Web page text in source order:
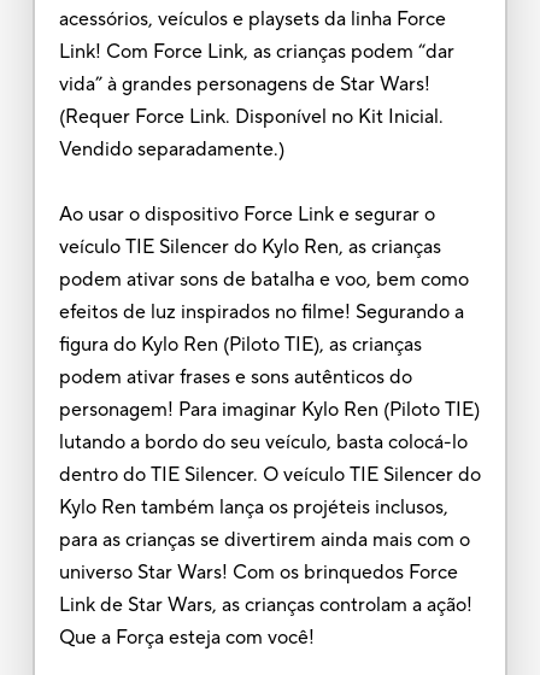
acessórios, veículos e playsets da linha Force
Link! Com Force Link, as crianças podem “dar
vida” à grandes personagens de Star Wars!
(Requer Force Link. Disponível no Kit Inicial.
Vendido separadamente.)
Ao usar o dispositivo Force Link e segurar o
veículo TIE Silencer do Kylo Ren, as crianças
podem ativar sons de batalha e voo, bem como
efeitos de luz inspirados no filme! Segurando a
figura do Kylo Ren (Piloto TIE), as crianças
podem ativar frases e sons autênticos do
personagem! Para imaginar Kylo Ren (Piloto TIE)
lutando a bordo do seu veículo, basta colocá-lo
dentro do TIE Silencer. O veículo TIE Silencer do
Kylo Ren também lança os projéteis inclusos,
para as crianças se divertirem ainda mais com o
universo Star Wars! Com os brinquedos Force
Link de Star Wars, as crianças controlam a ação!
Que a Força esteja com você!